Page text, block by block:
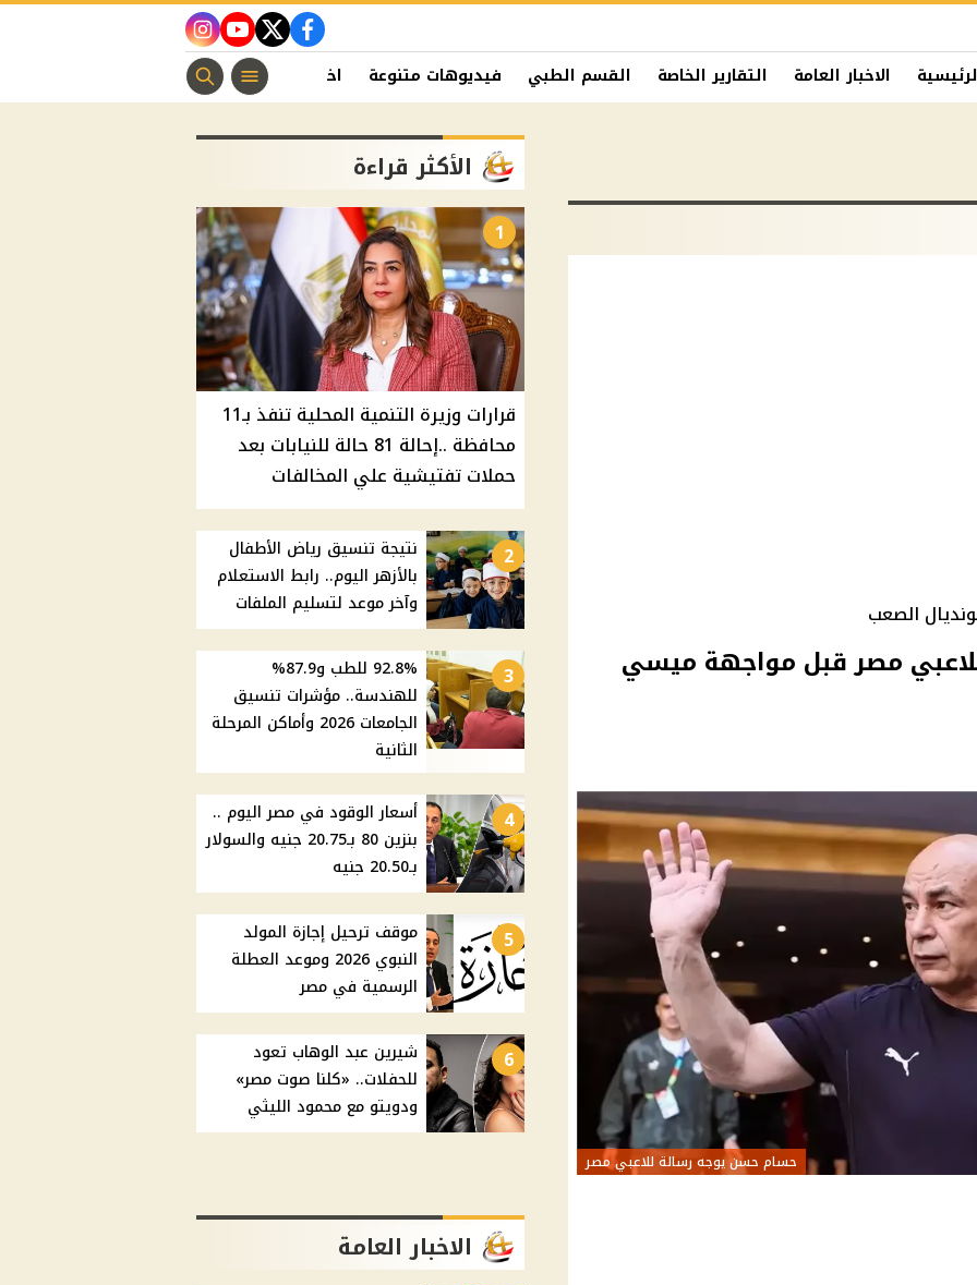
facebook
twitter
youtube
instagram
الاخبار العامة التقارير الخاصة القسم الطبي فيديوهات متنوعة اخبار الفن منوعات مسيحية
الصعب
مصر قبل مواجهة ميسي
حسام حسن يوجه رسالة للاعبي مصر
الأكثر قراءة
1
قرارات وزيرة التنمية المحلية تنفذ بـ11
محافظة ..إحالة 81 حالة للنيابات بعد
حملات تفتيشية علي المخالفات
2
نتيجة تنسيق رياض الأطفال
بالأزهر اليوم.. رابط الاستعلام
وآخر موعد لتسليم الملفات
3
92.8% للطب و87.9%
للهندسة.. مؤشرات تنسيق
الجامعات 2026 وأماكن المرحلة
الثانية
4
أسعار الوقود في مصر اليوم ..
بنزين 80 بـ20.75 جنيه والسولار
بـ20.50 جنيه
5
موقف ترحيل إجازة المولد
النبوي 2026 وموعد العطلة
الرسمية في مصر
6
شيرين عبد الوهاب تعود
للحفلات.. «كلنا صوت مصر»
ودويتو مع محمود الليثي
الاخبار العامة